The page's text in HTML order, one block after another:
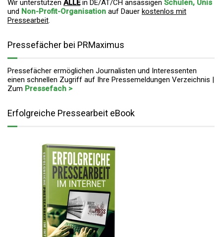
Wir unterstützen ALLEin DE/AT/CH ansässigen Schulen, Unis
und Non-Profit-Organisation auf Dauer kostenlos mit
Pressearbeit.
Pressefächer bei PRMaximus
Pressefächer ermöglichen Journalisten und Interessenten
einen schnellen Zugriff auf Ihre Pressemeldungen Verzeichnis |
Zum Pressefach >
Erfolgreiche Pressearbeit eBook